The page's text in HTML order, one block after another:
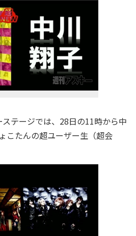
テージでは、28日の11時から中
こたんの超ユーザー生（超会